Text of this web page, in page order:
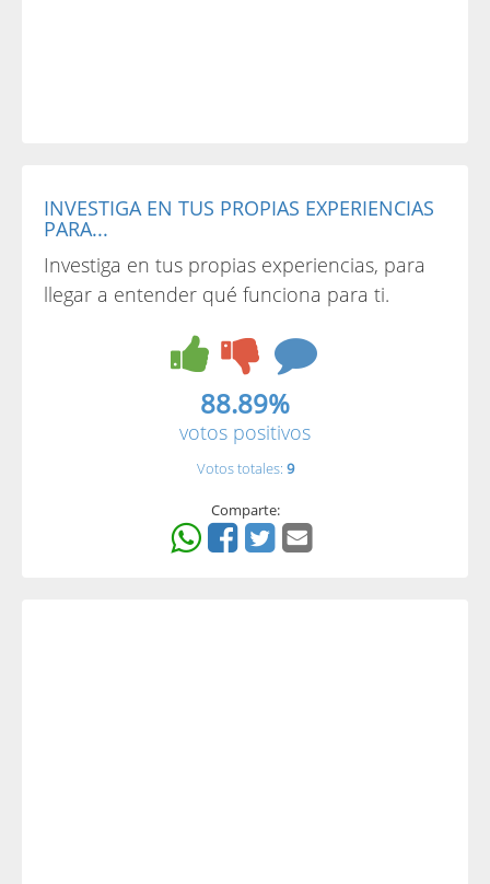
INVESTIGA EN TUS PROPIAS EXPERIENCIAS
PARA...
Investiga en tus propias experiencias, para
llegar a entender qué funciona para ti.
88.89%
votos positivos
Votos totales: 9
Comparte: